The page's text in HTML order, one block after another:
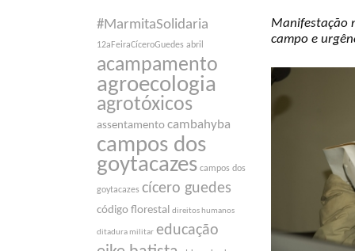
#MarmitaSolidaria
12aFeiraCíceroGuedes abril
acampamento
agroecologia
agrotóxicos
assentamento cambahyba
campos dos
goytacazes campos dos
goytacazes cícero guedes
código florestal direitos humanos
ditadura militar educação
Manifestação
campo e